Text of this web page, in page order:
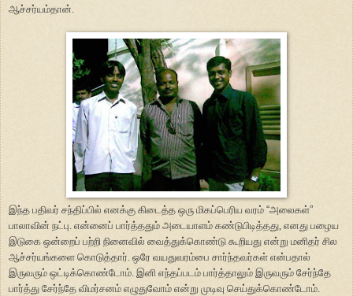
ஆச்சர்யம்தான்.
இந்த பதிவர் சந்திப்பில் எனக்கு கிடைத்த ஒரு மிகப்பெரிய வரம் “அலைகள்”
பாலாவின் நட்பு. என்னைப் பார்த்ததும் அடையாளம் கண்டுபிடித்தது, எனது பழைய
இடுகை ஒன்றைப் பற்றி நினைவில் வைத்துக்கொண்டு கூறியது என்று மனிதர் சில
ஆச்சர்யங்களை கொடுத்தார். ஒரே வயதுவரம்பை சார்ந்தவர்கள் என்பதால்
இருவரும் ஒட்டிக்கொண்டோம். இனி எந்தப்படம் பார்த்தாலும் இருவரும் சேர்ந்தே
பார்த்து சேர்ந்தே விமர்சனம் எழுதுவோம் என்று முடிவு செய்துக்கொண்டோம்.